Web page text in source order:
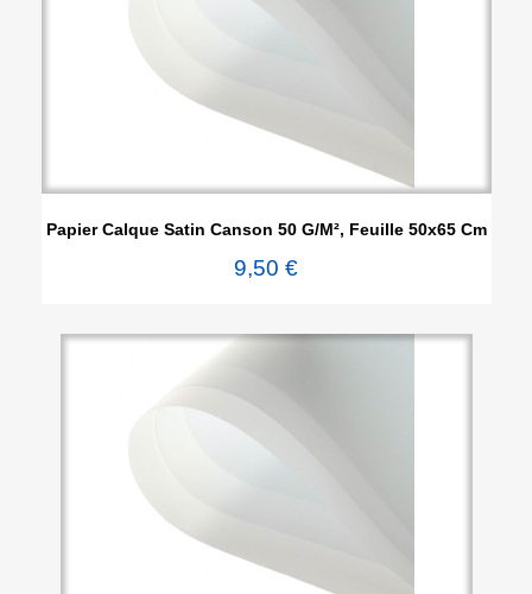
Papier Calque Satin Canson 50 G/m², Feuille 50x65 Cm
9,50 €